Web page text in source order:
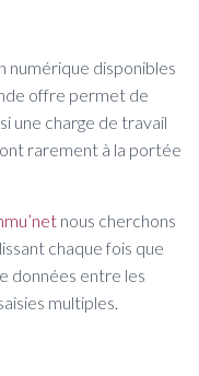
numérique disponibles
offre permet de
une charge de travail
rarement à la portée
nous cherchons
chaque fois que
données entre les
multiples.